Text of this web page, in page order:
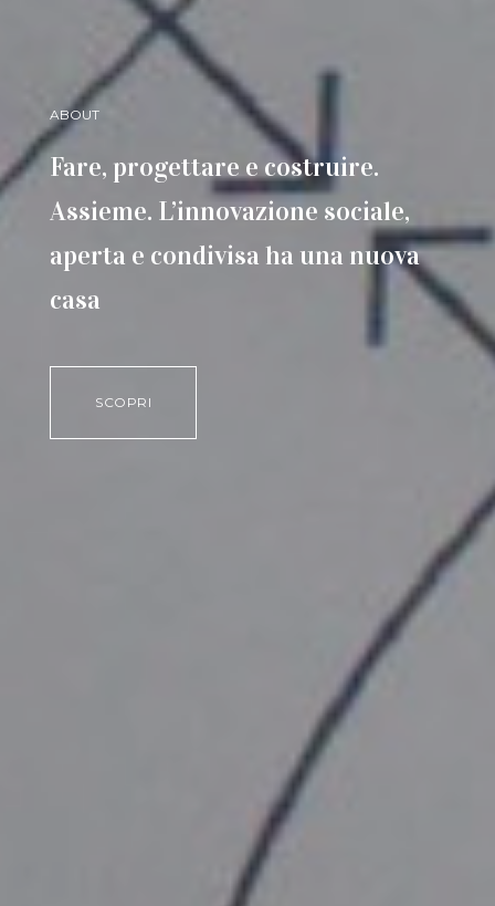
ABOUT
Fare, progettare e costruire.
Assieme. L’innovazione sociale,
aperta e condivisa ha una nuova
casa
SCOPRI
CASI STUDIO
Scopri il nostro archivio di casi
studio nazionali ed internazionali
di innovazione sociale